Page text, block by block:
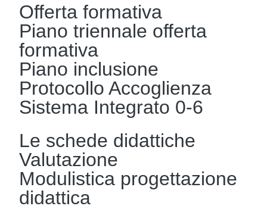
Offerta formativa
Piano triennale offerta
formativa
Piano inclusione
Protocollo Accoglienza
Sistema Integrato 0-6
Le schede didattiche
Valutazione
Modulistica progettazione
didattica